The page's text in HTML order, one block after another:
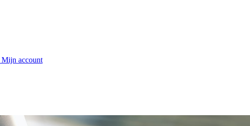
Mijn account